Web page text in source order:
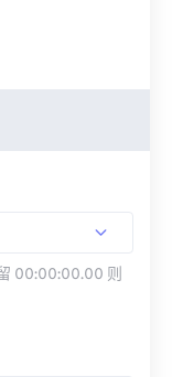
00:00:00.00 则